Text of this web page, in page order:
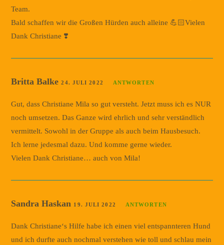
Team.
Bald schaffen wir die Großen Hürden auch alleine 💪🏻Vielen
Dank Christiane ❣️
Britta Balke24. JULI 2022 ANTWORTEN
Gut, dass Christiane Mila so gut versteht. Jetzt muss ich es NUR
noch umsetzen. Das Ganze wird ehrlich und sehr verständlich
vermittelt. Sowohl in der Gruppe als auch beim Hausbesuch.
Ich lerne jedesmal dazu. Und komme gerne wieder.
Vielen Dank Christiane… auch von Mila!
Sandra Haskan 19. JULI 2022 ANTWORTEN
Dank Christiane‘s Hilfe habe ich einen viel entspannteren Hund
und ich durfte auch nochmal verstehen wie toll und schlau mein